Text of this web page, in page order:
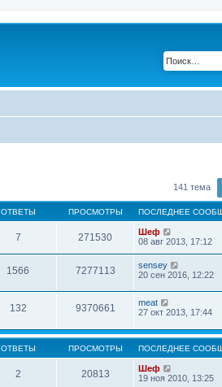
141 тема
ОТВЕТЫ ПРОСМОТРЫ ПОСЛЕДНЕЕ
7 271530
Шеф
08 авг 2013, 17:12
1566 7277113
sensey
20 сен 2016, 12:22
132 9370661
meat
27 окт 2013, 17:44
ОТВЕТЫ ПРОСМОТРЫ ПОСЛЕДНЕЕ
2 20813
Шеф
19 ноя 2010, 13:25